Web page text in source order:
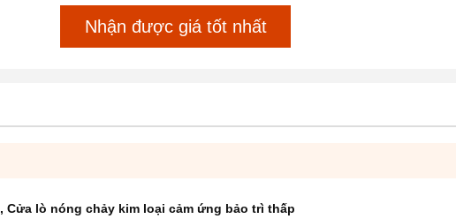
Nhận được giá tốt nhất
, Cửa lò nóng chảy kim loại cảm ứng bảo trì thấp